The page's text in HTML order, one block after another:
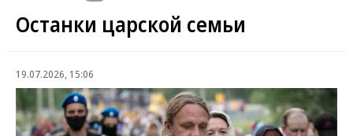
Останки царской семьи
19.07.2026, 15:06